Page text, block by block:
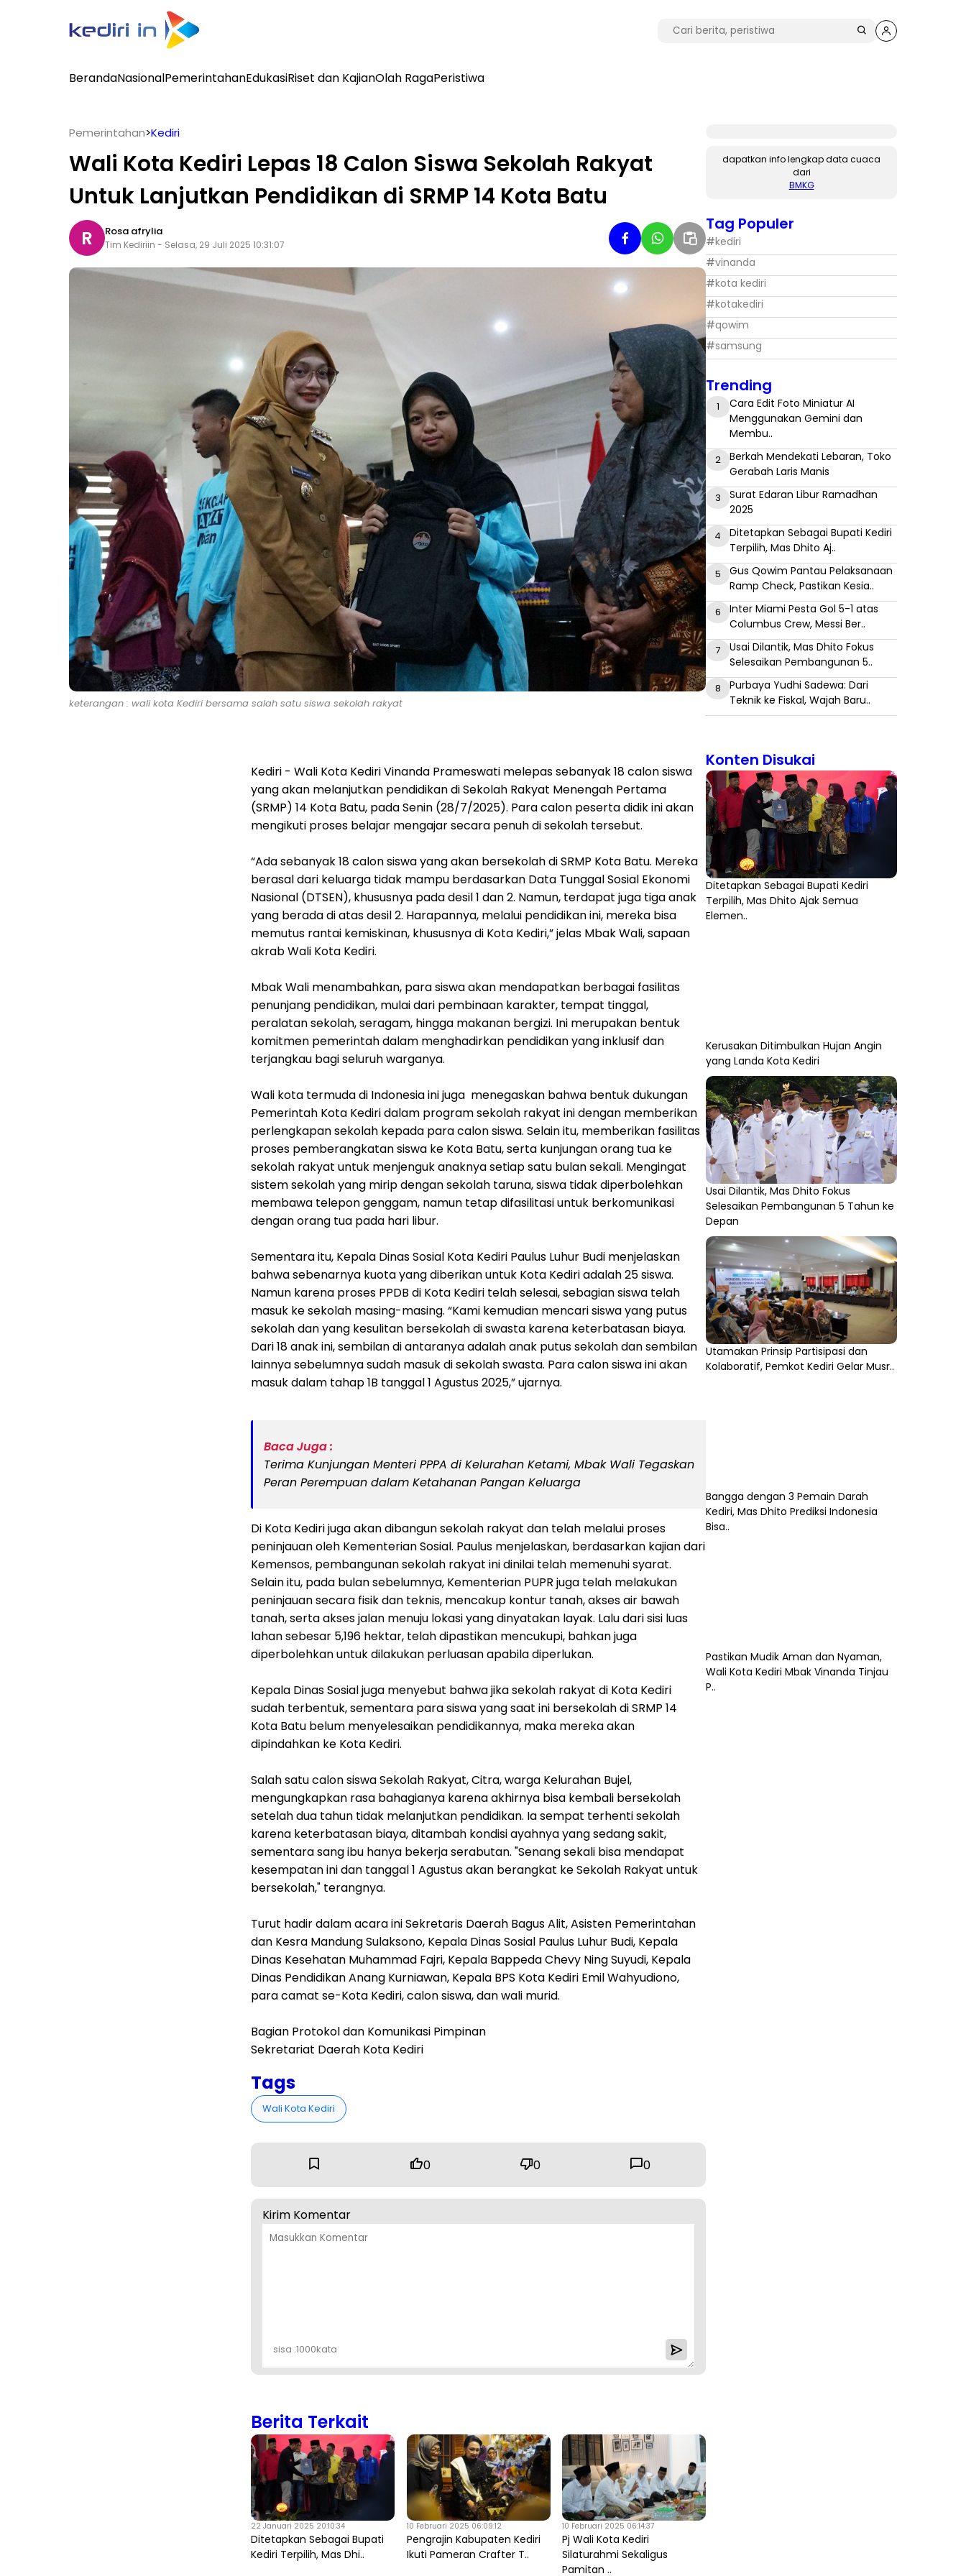
BerandaNasionalPemerintahanEdukasiRiset dan KajianOlah RagaPeristiwa
Pemerintahan>Kediri
Wali Kota Kediri Lepas 18 Calon Siswa Sekolah Rakyat
Untuk Lanjutkan Pendidikan di SRMP 14 Kota Batu
R Rosa afrylia
Tim Kediriin - Selasa, 29 Juli 2025 10:31:07
keterangan : wali kota Kediri bersama salah satu siswa sekolah rakyat
Kediri - Wali Kota Kediri Vinanda Prameswati melepas sebanyak 18 calon siswa
yang akan melanjutkan pendidikan di Sekolah Rakyat Menengah Pertama
(SRMP) 14 Kota Batu, pada Senin (28/7/2025). Para calon peserta didik ini akan
mengikuti proses belajar mengajar secara penuh di sekolah tersebut.
“Ada sebanyak 18 calon siswa yang akan bersekolah di SRMP Kota Batu. Mereka
berasal dari keluarga tidak mampu berdasarkan Data Tunggal Sosial Ekonomi
Nasional (DTSEN), khususnya pada desil 1 dan 2. Namun, terdapat juga tiga anak
yang berada di atas desil 2. Harapannya, melalui pendidikan ini, mereka bisa
memutus rantai kemiskinan, khususnya di Kota Kediri,” jelas Mbak Wali, sapaan
akrab Wali Kota Kediri.
Mbak Wali menambahkan, para siswa akan mendapatkan berbagai fasilitas
penunjang pendidikan, mulai dari pembinaan karakter, tempat tinggal,
peralatan sekolah, seragam, hingga makanan bergizi. Ini merupakan bentuk
komitmen pemerintah dalam menghadirkan pendidikan yang inklusif dan
terjangkau bagi seluruh warganya.
Wali kota termuda di Indonesia ini juga menegaskan bahwa bentuk dukungan
Pemerintah Kota Kediri dalam program sekolah rakyat ini dengan memberikan
perlengkapan sekolah kepada para calon siswa. Selain itu, memberikan fasilitas
proses pemberangkatan siswa ke Kota Batu, serta kunjungan orang tua ke
sekolah rakyat untuk menjenguk anaknya setiap satu bulan sekali. Mengingat
sistem sekolah yang mirip dengan sekolah taruna, siswa tidak diperbolehkan
membawa telepon genggam, namun tetap difasilitasi untuk berkomunikasi
dengan orang tua pada hari libur.
Sementara itu, Kepala Dinas Sosial Kota Kediri Paulus Luhur Budi menjelaskan
bahwa sebenarnya kuota yang diberikan untuk Kota Kediri adalah 25 siswa.
Namun karena proses PPDB di Kota Kediri telah selesai, sebagian siswa telah
masuk ke sekolah masing-masing. “Kami kemudian mencari siswa yang putus
sekolah dan yang kesulitan bersekolah di swasta karena keterbatasan biaya.
Dari 18 anak ini, sembilan di antaranya adalah anak putus sekolah dan sembilan
lainnya sebelumnya sudah masuk di sekolah swasta. Para calon siswa ini akan
masuk dalam tahap 1B tanggal 1 Agustus 2025,” ujarnya.
Baca Juga :
Terima Kunjungan Menteri PPPA di Kelurahan Ketami, Mbak Wali Tegaskan
Peran Perempuan dalam Ketahanan Pangan Keluarga
Di Kota Kediri juga akan dibangun sekolah rakyat dan telah melalui proses
peninjauan oleh Kementerian Sosial. Paulus menjelaskan, berdasarkan kajian dari
Kemensos, pembangunan sekolah rakyat ini dinilai telah memenuhi syarat.
Selain itu, pada bulan sebelumnya, Kementerian PUPR juga telah melakukan
peninjauan secara fisik dan teknis, mencakup kontur tanah, akses air bawah
tanah, serta akses jalan menuju lokasi yang dinyatakan layak. Lalu dari sisi luas
lahan sebesar 5,196 hektar, telah dipastikan mencukupi, bahkan juga
diperbolehkan untuk dilakukan perluasan apabila diperlukan.
Kepala Dinas Sosial juga menyebut bahwa jika sekolah rakyat di Kota Kediri
sudah terbentuk, sementara para siswa yang saat ini bersekolah di SRMP 14
Kota Batu belum menyelesaikan pendidikannya, maka mereka akan
dipindahkan ke Kota Kediri.
Salah satu calon siswa Sekolah Rakyat, Citra, warga Kelurahan Bujel,
mengungkapkan rasa bahagianya karena akhirnya bisa kembali bersekolah
setelah dua tahun tidak melanjutkan pendidikan. Ia sempat terhenti sekolah
karena keterbatasan biaya, ditambah kondisi ayahnya yang sedang sakit,
sementara sang ibu hanya bekerja serabutan. "Senang sekali bisa mendapat
kesempatan ini dan tanggal 1 Agustus akan berangkat ke Sekolah Rakyat untuk
bersekolah," terangnya.
Turut hadir dalam acara ini Sekretaris Daerah Bagus Alit, Asisten Pemerintahan
dan Kesra Mandung Sulaksono, Kepala Dinas Sosial Paulus Luhur Budi, Kepala
Dinas Kesehatan Muhammad Fajri, Kepala Bappeda Chevy Ning Suyudi, Kepala
Dinas Pendidikan Anang Kurniawan, Kepala BPS Kota Kediri Emil Wahyudiono,
para camat se-Kota Kediri, calon siswa, dan wali murid.
Bagian Protokol dan Komunikasi Pimpinan
Sekretariat Daerah Kota Kediri
Tags
Wali Kota Kediri
0 0 0
Kirim Komentar
sisa :1000kata
Berita Terkait
22 Januari 2025 20:10:34
Ditetapkan Sebagai Bupati
Kediri Terpilih, Mas Dhi..
10 Februari 2025 06:09:12
Pengrajin Kabupaten Kediri
Ikuti Pameran Crafter T..
10 Februari 2025 06:14:37
Pj Wali Kota Kediri
Silaturahmi Sekaligus
Pamitan ..
dapatkan info lengkap data cuaca
dari
BMKG
Tag Populer
#kediri
#vinanda
#kota kediri
#kotakediri
#qowim
#samsung
Trending
1
Cara Edit Foto Miniatur AI
Menggunakan Gemini dan
Membu..
2
Berkah Mendekati Lebaran, Toko
Gerabah Laris Manis
3
Surat Edaran Libur Ramadhan
2025
4
Ditetapkan Sebagai Bupati Kediri
Terpilih, Mas Dhito Aj..
5
Gus Qowim Pantau Pelaksanaan
Ramp Check, Pastikan Kesia..
6
Inter Miami Pesta Gol 5-1 atas
Columbus Crew, Messi Ber..
7
Usai Dilantik, Mas Dhito Fokus
Selesaikan Pembangunan 5..
8
Purbaya Yudhi Sadewa: Dari
Teknik ke Fiskal, Wajah Baru..
Konten Disukai
Ditetapkan Sebagai Bupati Kediri
Terpilih, Mas Dhito Ajak Semua
Elemen..
Kerusakan Ditimbulkan Hujan Angin
yang Landa Kota Kediri
Usai Dilantik, Mas Dhito Fokus
Selesaikan Pembangunan 5 Tahun ke
Depan
Utamakan Prinsip Partisipasi dan
Kolaboratif, Pemkot Kediri Gelar Musr..
Bangga dengan 3 Pemain Darah
Kediri, Mas Dhito Prediksi Indonesia
Bisa..
Pastikan Mudik Aman dan Nyaman,
Wali Kota Kediri Mbak Vinanda Tinjau
P..